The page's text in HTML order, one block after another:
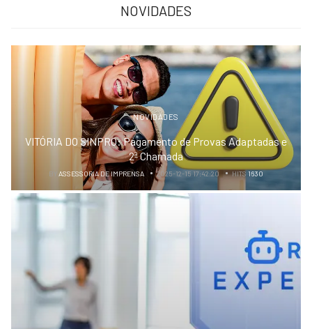
NOVIDADES
NOVIDADES
VITÓRIA DO SINPRO: Pagamento de Provas Adaptadas e
2ª Chamada
BY ASSESSORIA DE IMPRENSA 2025-12-15 17:42:20 HITS 1630